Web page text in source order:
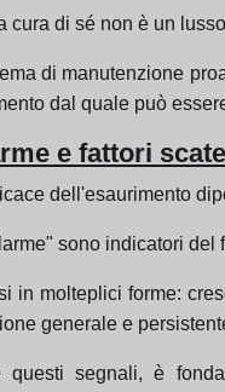
cura di sé non è un
di manutenzione
dal quale può
e fattori
dell'esaurimento
sono indicatori
in molteplici forme:
generale e
questi segnali, è